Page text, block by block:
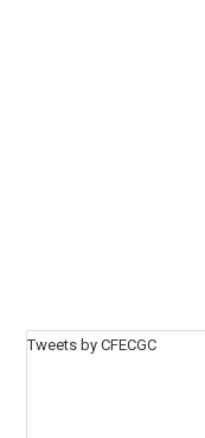
Tweets by CFECGC